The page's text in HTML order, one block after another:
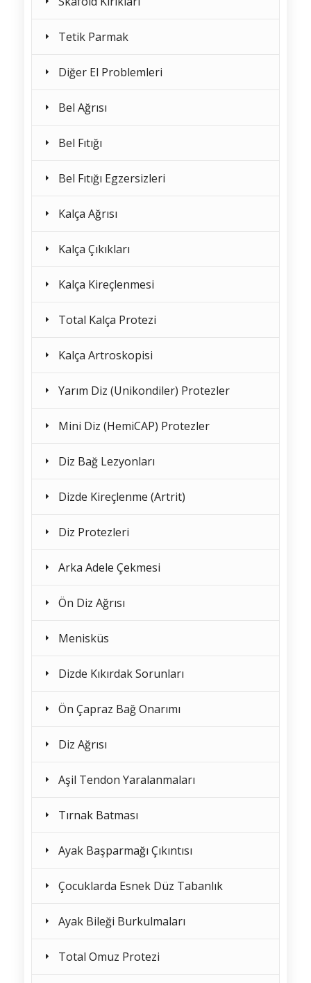
Tetik Parmak
Diğer El Problemleri
Bel Ağrısı
Bel Fıtığı
Bel Fıtığı Egzersizleri
Kalça Ağrısı
Kalça Çıkıkları
Kalça Kireçlenmesi
Total Kalça Protezi
Kalça Artroskopisi
Yarım Diz (Unikondiler) Protezler
Mini Diz (HemiCAP) Protezler
Diz Bağ Lezyonları
Dizde Kireçlenme (Artrit)
Diz Protezleri
Arka Adele Çekmesi
Ön Diz Ağrısı
Menisküs
Dizde Kıkırdak Sorunları
Ön Çapraz Bağ Onarımı
Diz Ağrısı
Aşil Tendon Yaralanmaları
Tırnak Batması
Ayak Başparmağı Çıkıntısı
Çocuklarda Esnek Düz Tabanlık
Ayak Bileği Burkulmaları
Total Omuz Protezi